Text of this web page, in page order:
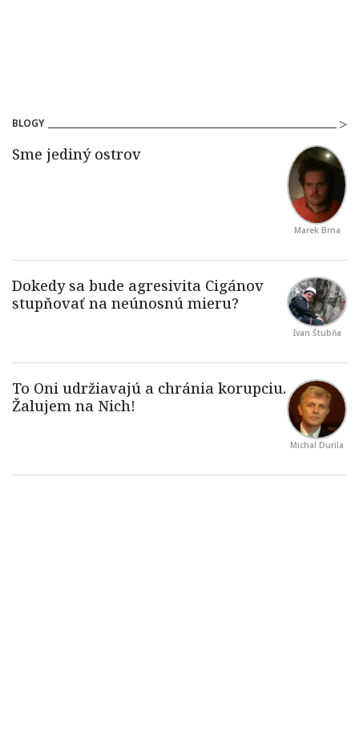
BLOGY
Marek Brna
Ivan Štubňa
Michal Durila